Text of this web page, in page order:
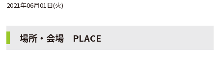
2021年06月01日(火)
場所・会場 PLACE